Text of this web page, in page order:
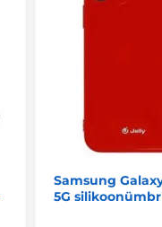
Samsung
5G